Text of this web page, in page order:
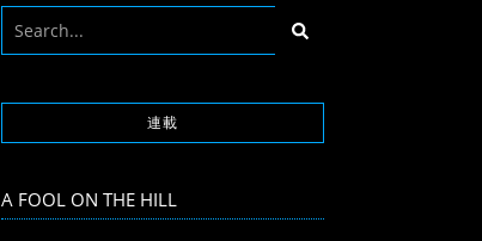
連載
A FOOL ON THE HILL